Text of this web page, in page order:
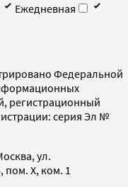
Ежедневная
Федеральной
регистрационный
серия Эл №
ул.
пом. X, ком. 1